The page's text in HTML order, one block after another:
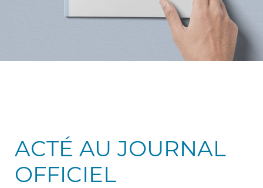
ACTÉ AU JOURNAL
OFFICIEL